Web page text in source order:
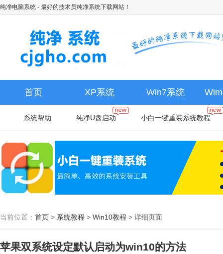
纯净电脑系统 - 最好的技术员纯净系统下载网站！
首页 XP系统 Win7系统
系统帮助 纯净U盘启动 小白一键重装系统教程
当前位置： 首页 > 系统教程 > Win10教程 > 详细页面
苹果双系统设定默认启动为win10的方法